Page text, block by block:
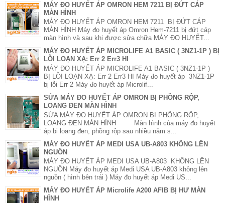
MÁY ĐO HUYẾT ÁP OMRON HEM 7211 BỊ ĐỨT CÁP
MÀN HÌNH
MÁY ĐO HUYẾT ÁP OMRON HEM 7211 BỊ ĐỨT CÁP
MÀN HÌNH Máy đo huyết áp Omron Hem-7211 bị đứt cáp
màn hình và sau khi được sửa chữa MÁY ĐO HUYẾT...
MÁY ĐO HUYẾT ÁP MICROLIFE A1 BASIC ( 3NZ1-1P ) BỊ
LỖI LOẠN XẠ: Err 2 Err3 HI
MÁY ĐO HUYẾT ÁP MICROLIFE A1 BASIC ( 3NZ1-1P )
BỊ LỖI LOẠN XẠ: Err 2 Err3 HI Máy đo huyết áp 3NZ1-1P
bị lỗi Err 2 Máy đo huyết áp Microlif...
SỬA MÁY ĐO HUYẾT ÁP OMRON BỊ PHỒNG RỘP,
LOANG ĐEN MÀN HÌNH
SỬA MÁY ĐO HUYẾT ÁP OMRON BỊ PHỒNG RỘP,
LOANG ĐEN MÀN HÌNH Màn hình của máy đo huyết
áp bị loang đen, phồng rộp sau nhiều năm s...
MÁY ĐO HUYẾT ÁP MEDI USA UB-A803 KHÔNG LÊN
NGUỒN
MÁY ĐO HUYẾT ÁP MEDI USA UB-A803 KHÔNG LÊN
NGUỒN Máy đo huyết áp Medi USA UB-A803 không lên
nguồn ( hình bên trái ) Máy đo huyết áp Medi US...
MÁY ĐO HUYẾT ÁP Microlife A200 AFIB BỊ HƯ MÀN
HÌNH